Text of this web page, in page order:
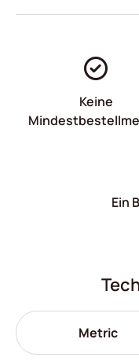
Keine
Ein
Metric